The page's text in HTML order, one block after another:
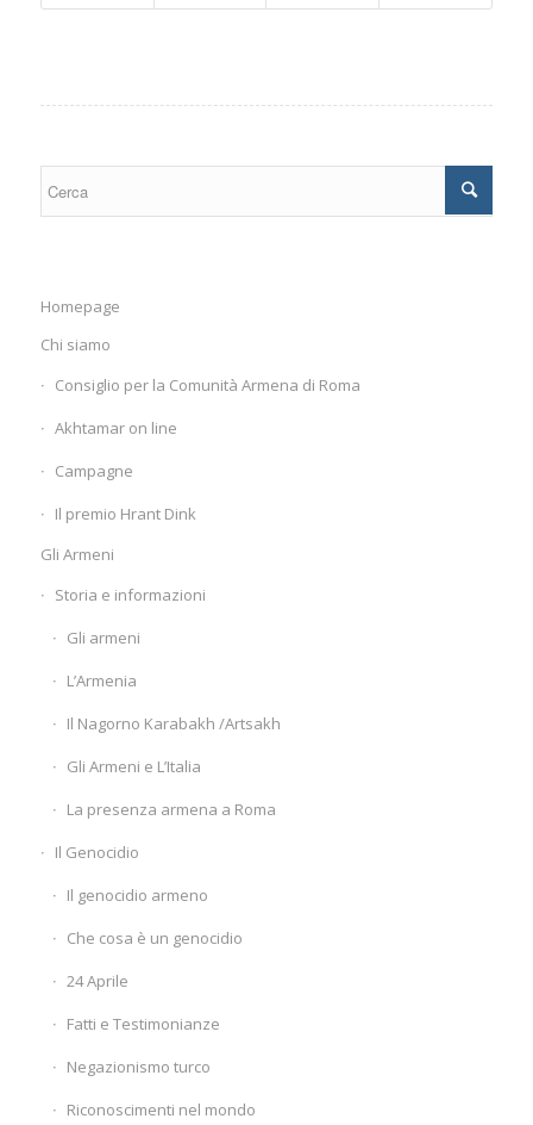
Homepage
Chi siamo
Consiglio per la Comunità Armena di Roma
Akhtamar on line
Campagne
Il premio Hrant Dink
Gli Armeni
Storia e informazioni
Gli armeni
L’Armenia
Il Nagorno Karabakh /Artsakh
Gli Armeni e L’Italia
La presenza armena a Roma
Il Genocidio
Il genocidio armeno
Che cosa è un genocidio
24 Aprile
Fatti e Testimonianze
Negazionismo turco
Riconoscimenti nel mondo